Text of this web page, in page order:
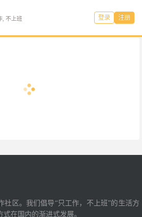
, 不上班 登录 注册
社区。我们倡导“只工作，不上班”的生活方
在国内的渐进式发展。